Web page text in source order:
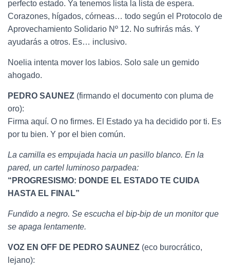
perfecto estado. Ya tenemos lista la lista de espera.
Corazones, hígados, córneas… todo según el Protocolo de
Aprovechamiento Solidario Nº 12. No sufrirás más. Y
ayudarás a otros. Es… inclusivo.
Noelia intenta mover los labios. Solo sale un gemido
ahogado.
PEDRO SAUNEZ (firmando el documento con pluma de
oro):
Firma aquí. O no firmes. El Estado ya ha decidido por ti. Es
por tu bien. Y por el bien común.
La camilla es empujada hacia un pasillo blanco. En la
pared, un cartel luminoso parpadea:
“PROGRESISMO: DONDE EL ESTADO TE CUIDA
HASTA EL FINAL”
Fundido a negro. Se escucha el bip-bip de un monitor que
se apaga lentamente.
VOZ EN OFF DE PEDRO SAUNEZ (eco burocrático,
lejano):